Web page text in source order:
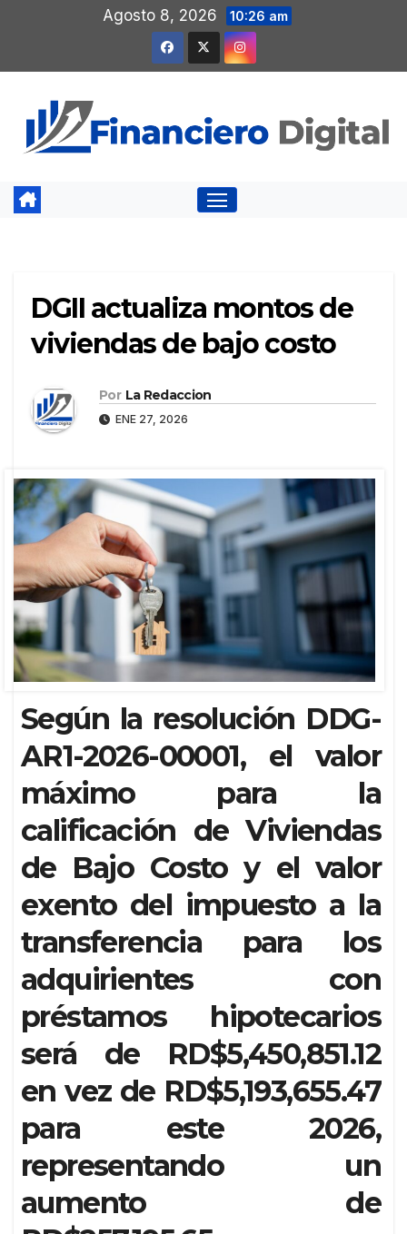
contenido
Agosto 8, 2026 10:26 am
DGII actualiza montos de
viviendas de bajo costo
Por La Redaccion
ENE 27, 2026
Según la resolución DDG-
AR1-2026-00001, el valor
máximo para la
calificación de Viviendas
de Bajo Costo y el valor
exento del impuesto a la
transferencia para los
adquirientes con
préstamos hipotecarios
será de RD$5,450,851.12
en vez de RD$5,193,655.47
para este 2026,
representando un
aumento de